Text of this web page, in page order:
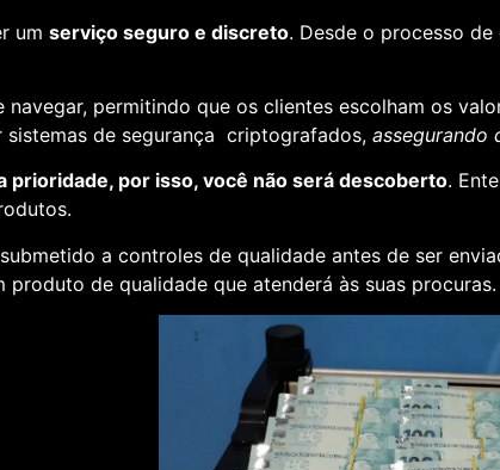
um serviço seguro e discreto. Desde o processo
permitindo que os clientes escolham os
de segurança criptografados, assegurando
prioridade, por isso, você não será descoberto.
a controles de qualidade antes de ser
produto de qualidade que atenderá às suas procuras.